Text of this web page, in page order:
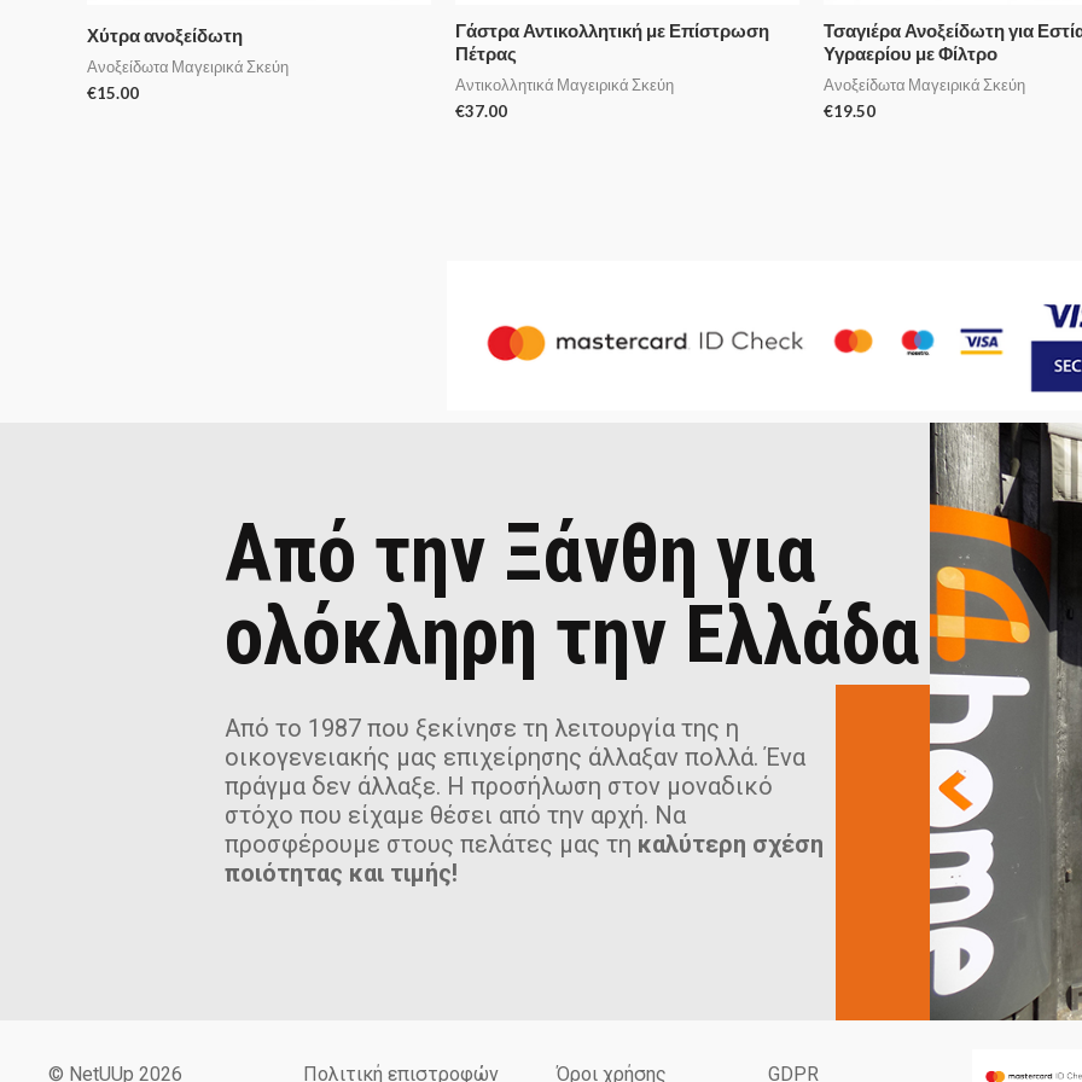
Χύτρα ανοξείδωτη
Ανοξείδωτα Μαγειρικά Σκεύη
€15.00
Γάστρα Αντικολλητική με Επίστρωση
Πέτρας
Αντικολλητικά Μαγειρικά Σκεύη
€37.00
Τσαγιέρα Ανοξείδωτη για
Υγραερίου με Φίλτρο
Ανοξείδωτα Μαγειρικά Σκεύη
€19.50
Από την Ξάνθη για
ολόκληρη την Ελλάδα
Από το 1987 που ξεκίνησε τη λειτουργία της η
οικογενειακής μας επιχείρησης άλλαξαν πολλά. Ένα
πράγμα δεν άλλαξε. Η προσήλωση στον μοναδικό
στόχο που είχαμε θέσει από την αρχή. Να
προσφέρουμε στους πελάτες μας τη καλύτερη σχέση
ποιότητας και τιμής!
© NetUUp 2026 Πολιτική επιστροφών Όροι χρήσης GDPR